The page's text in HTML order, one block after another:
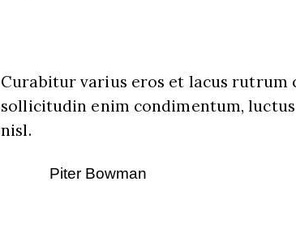
Curabitur varius eros et lacus rutrum
sollicitudin enim condimentum,
nisl.
Piter Bowman